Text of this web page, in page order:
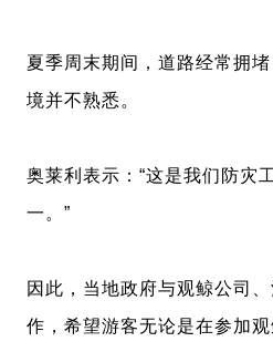
夏季周末期间，道路经常拥
境并不熟悉。
奥莱利表示：“这是我们防灾
一。”
因此，当地政府与观鲸公司
作，希望游客无论是在参加